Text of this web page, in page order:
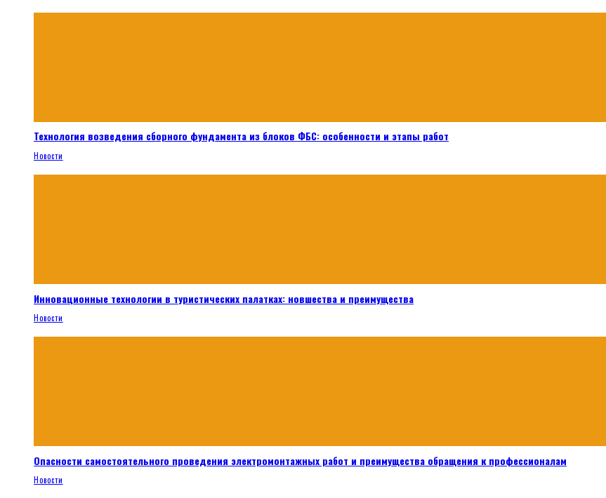
Технология возведения сборного фундамента из блоков ФБС: особенности и этапы работ
Новости
Инновационные технологии в туристических палатках: новшества и преимущества
Новости
Опасности самостоятельного проведения электромонтажных работ и преимущества обращения к профессионалам
Новости